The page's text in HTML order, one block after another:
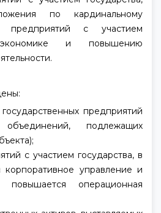
по кардинальному
предприятий с участием
и повышению
предприятий
подлежащих
с участием государства, в
корпоративное управление и
повышается операционная